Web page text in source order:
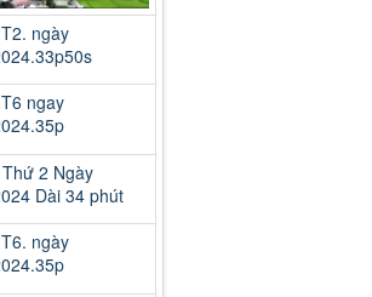
ngày
ngay
2 Ngày
Dài 34 phút
ngày